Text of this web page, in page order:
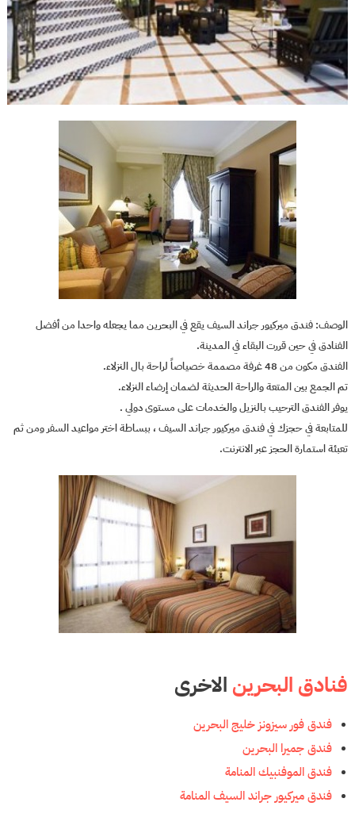
الوصف: فندق ميركيور جراند السيف يقع في البحرين مما يجعله واحدا من أفضل
الفنادق في حين قررت البقاء في المدينة.
الفندق مكون من 48 غرفة مصممة خصياصاً لراحة بال النزلاء.
تم الجمع بين المتعة والراحة الحديثة لضمان إرضاء النزلاء.
يوفر الفندق الترحيب بالنزيل والخدمات على مستوى دولي .
للمتابعة في حجزك في فندق ميركيور جراند السيف ، ببساطة اختر مواعيد السفر ومن ثم
تعبئة استمارة الحجز عبر الانترنت.
فنادق البحرين الاخرى
فندق فور سيزونز خليج البحرين
فندق جميرا البحرين
فندق الموفنبيك المنامة
فندق ميركيور جراند السيف المنامة